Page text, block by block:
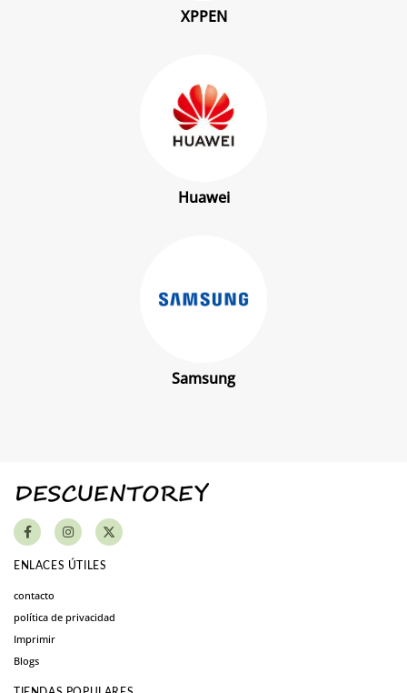
XPPEN
Huawei
Samsung
ENLACES ÚTILES
contacto
política de privacidad
Imprimir
Blogs